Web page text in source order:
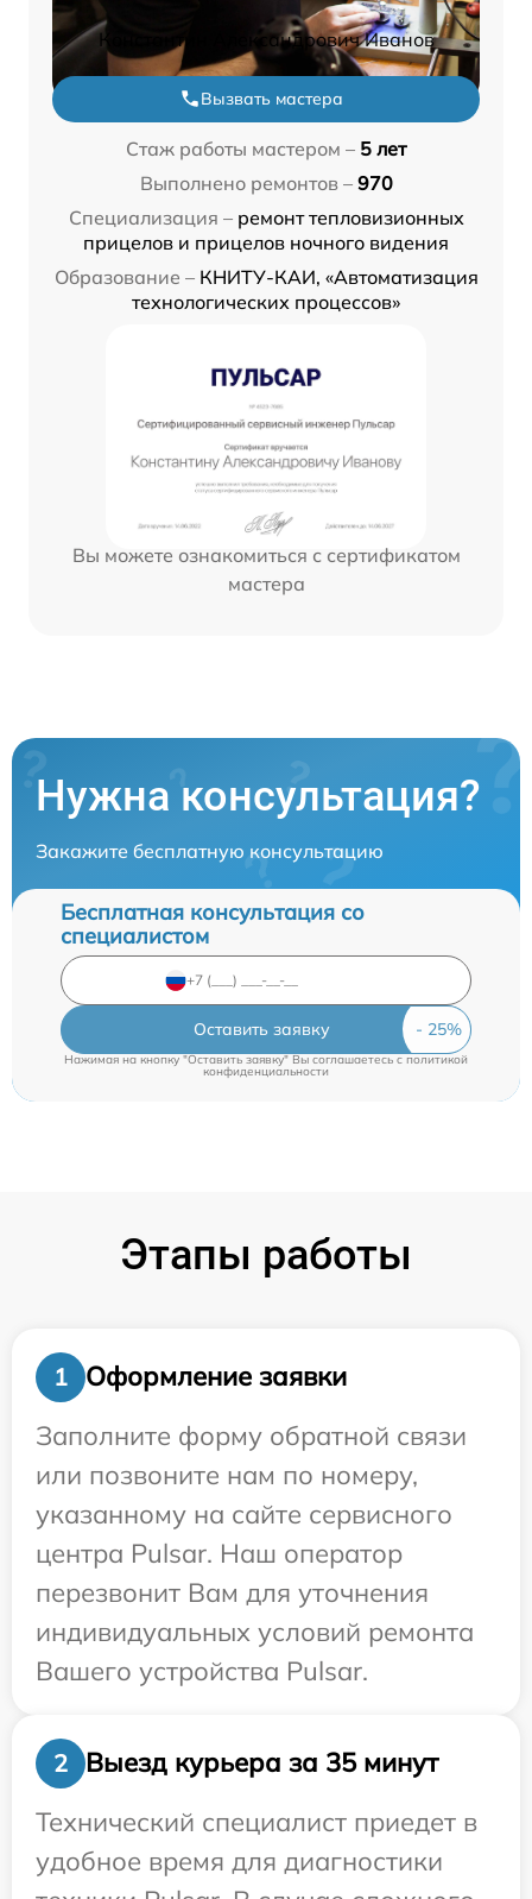
Константин Александрович Иванов
Вызвать мастера
Стаж работы мастером – 5 лет
Выполнено ремонтов – 970
Специализация – ремонт тепловизионных
прицелов и прицелов ночного видения
Образование – КНИТУ-КАИ, «Автоматизация
технологических процессов»
Вы можете ознакомиться с сертификатом
мастера
Нужна консультация?
Закажите бесплатную консультацию
Бесплатная консультация со
специалистом
Оставить заявку
Нажимая на кнопку "Оставить заявку" Вы соглашаетесь cполитикой
конфиденциальности
Этапы работы
1
Оформление заявки
Заполните форму обратной связи
или позвоните нам по номеру,
указанному на сайте сервисного
центра Pulsar. Наш оператор
перезвонит Вам для уточнения
индивидуальных условий ремонта
Вашего устройства Pulsar.
2
Выезд курьера за 35 минут
Технический специалист приедет в
удобное время для диагностики